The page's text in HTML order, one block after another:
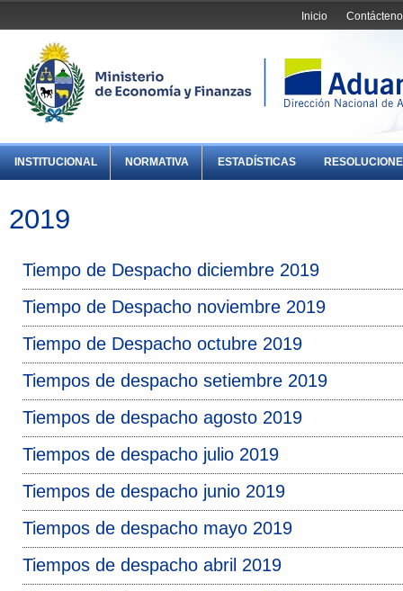
Inicio
INSTITUCIONAL NORMATIVA ESTADÍSTICAS
2019
Tiempo de Despacho diciembre 2019
Tiempo de Despacho noviembre 2019
Tiempo de Despacho octubre 2019
Tiempos de despacho setiembre 2019
Tiempos de despacho agosto 2019
Tiempos de despacho julio 2019
Tiempos de despacho junio 2019
Tiempos de despacho mayo 2019
Tiempos de despacho abril 2019